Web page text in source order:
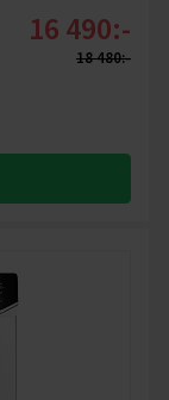
16 490:-
18 480:-